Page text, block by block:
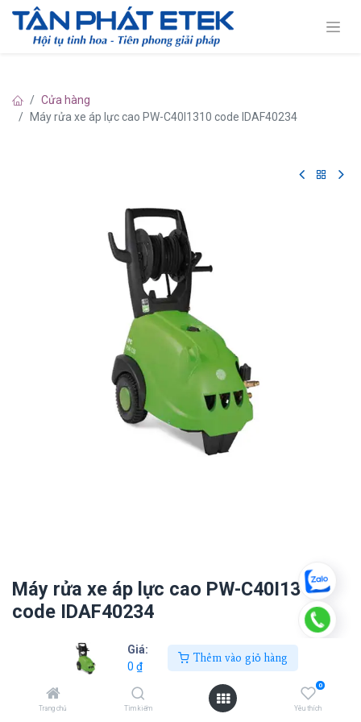
Giá:
0 ₫
Thêm vào giỏ hàng
Trang chủ Tìm kiếm
0
Yêu thích
Cửa hàng
Máy rửa xe áp lực cao PW-C40I1310 code IDAF40234
Máy rửa xe áp lực cao PW-C40I1310
code IDAF40234
Thêm vào giỏ hàng